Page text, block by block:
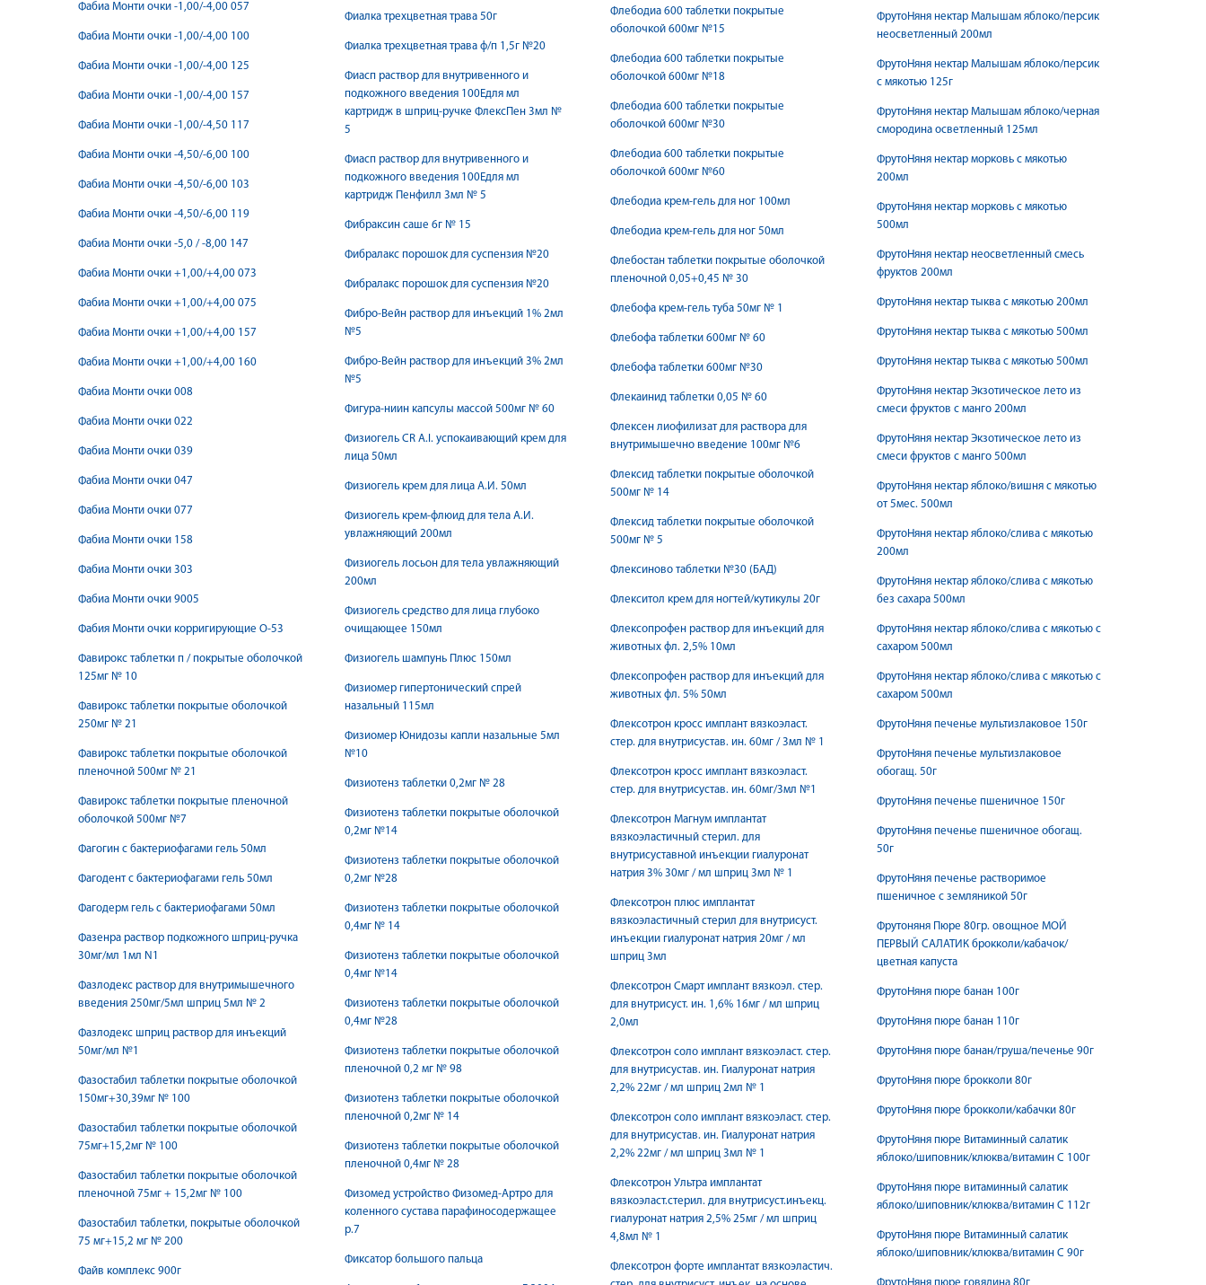
Фабиа Монти очки -1,00/-4,00 057
Фабиа Монти очки -1,00/-4,00 100
Фабиа Монти очки -1,00/-4,00 125
Фабиа Монти очки -1,00/-4,00 157
Фабиа Монти очки -1,00/-4,50 117
Фабиа Монти очки -4,50/-6,00 100
Фабиа Монти очки -4,50/-6,00 103
Фабиа Монти очки -4,50/-6,00 119
Фабиа Монти очки -5,0 / -8,00 147
Фабиа Монти очки +1,00/+4,00 073
Фабиа Монти очки +1,00/+4,00 075
Фабиа Монти очки +1,00/+4,00 157
Фабиа Монти очки +1,00/+4,00 160
Фабиа Монти очки 008
Фабиа Монти очки 022
Фабиа Монти очки 039
Фабиа Монти очки 047
Фабиа Монти очки 077
Фабиа Монти очки 158
Фабиа Монти очки 303
Фабиа Монти очки 9005
Фабия Монти очки корригирующие О-53
Фавирокс таблетки п / покрытые оболочкой
125мг № 10
Фавирокс таблетки покрытые оболочкой
250мг № 21
Фавирокс таблетки покрытые оболочкой
пленочной 500мг № 21
Фавирокс таблетки покрытые пленочной
оболочкой 500мг №7
Фагогин с бактериофагами гель 50мл
Фагодент с бактериофагами гель 50мл
Фагодерм гель с бактериофагами 50мл
Фазенра раствор подкожного шприц-ручка
30мг/мл 1мл N1
Фазлодекс раствор для внутримышечного
введения 250мг/5мл шприц 5мл № 2
Фазлодекс шприц раствор для инъекций
50мг/мл №1
Фазостабил таблетки покрытые оболочкой
150мг+30,39мг № 100
Фазостабил таблетки покрытые оболочкой
75мг+15,2мг № 100
Фазостабил таблетки покрытые оболочкой
пленочной 75мг + 15,2мг № 100
Фазостабил таблетки, покрытые оболочкой
75 мг+15,2 мг № 200
Файв комплекс 900г
Фиалка трехцветная трава 50г
Фиалка трехцветная трава ф/п 1,5г №20
Фиасп раствор для внутривенного и
подкожного введения 100Едля мл
картридж в шприц-ручке ФлексПен 3мл №
5
Фиасп раствор для внутривенного и
подкожного введения 100Едля мл
картридж Пенфилл 3мл № 5
Фибраксин саше 6г № 15
Фибралакс порошок для суспензия №20
Фибралакс порошок для суспензия №20
Фибро-Вейн раствор для инъекций 1% 2мл
№5
Фибро-Вейн раствор для инъекций 3% 2мл
№5
Фигура-ниин капсулы массой 500мг № 60
Физиогель CR A.I. успокаивающий крем для
лица 50мл
Физиогель крем для лица А.И. 50мл
Физиогель крем-флюид для тела А.И.
увлажняющий 200мл
Физиогель лосьон для тела увлажняющий
200мл
Физиогель средство для лица глубоко
очищающее 150мл
Физиогель шампунь Плюс 150мл
Физиомер гипертонический спрей
назальный 115мл
Физиомер Юнидозы капли назальные 5мл
№10
Физиотенз таблетки 0,2мг № 28
Физиотенз таблетки покрытые оболочкой
0,2мг №14
Физиотенз таблетки покрытые оболочкой
0,2мг №28
Физиотенз таблетки покрытые оболочкой
0,4мг № 14
Физиотенз таблетки покрытые оболочкой
0,4мг №14
Физиотенз таблетки покрытые оболочкой
0,4мг №28
Физиотенз таблетки покрытые оболочкой
пленочной 0,2 мг № 98
Физиотенз таблетки покрытые оболочкой
пленочной 0,2мг № 14
Физиотенз таблетки покрытые оболочкой
пленочной 0,4мг № 28
Физомед устройство Физoмед-Артро для
коленного сустава парафиносодержащее
р.7
Фиксатор большого пальца
Флебодиа 600 таблетки покрытые
оболочкой 600мг №15
Флебодиа 600 таблетки покрытые
оболочкой 600мг №18
Флебодиа 600 таблетки покрытые
оболочкой 600мг №30
Флебодиа 600 таблетки покрытые
оболочкой 600мг №60
Флебодиа крем-гель для ног 100мл
Флебодиа крем-гель для ног 50мл
Флебостан таблетки покрытые оболочкой
пленочной 0,05+0,45 № 30
Флебофа крем-гель туба 50мг № 1
Флебофа таблетки 600мг № 60
Флебофа таблетки 600мг №30
Флекаинид таблетки 0,05 № 60
Флексен лиофилизат для раствора для
внутримышечно введение 100мг №6
Флексид таблетки покрытые оболочкой
500мг № 14
Флексид таблетки покрытые оболочкой
500мг № 5
Флексиново таблетки №30 (БАД)
Флекситол крем для ногтей/кутикулы 20г
Флексопрофен раствор для инъекций для
животных фл. 2,5% 10мл
Флексопрофен раствор для инъекций для
животных фл. 5% 50мл
Флексотрон кросс имплант вязкоэласт.
стер. для внутрисустав. ин. 60мг / 3мл № 1
Флексотрон кросс имплант вязкоэласт.
стер. для внутрисустав. ин. 60мг/3мл №1
Флексотрон Магнум имплантат
вязкоэластичный стерил. для
внутрисуставной инъекции гиалуронат
натрия 3% 30мг / мл шприц 3мл № 1
Флексотрон плюс имплантат
вязкоэластичный стерил для внутрисуст.
инъекции гиалуронат натрия 20мг / мл
шприц 3мл
Флексотрон Смарт имплант вязкоэл. стер.
для внутрисуст. ин. 1,6% 16мг / мл шприц
2,0мл
Флексотрон соло имплант вязкоэласт. стер.
для внутрисустав. ин. Гиалуронат натрия
2,2% 22мг / мл шприц 2мл № 1
Флексотрон соло имплант вязкоэласт. стер.
для внутрисустав. ин. Гиалуронат натрия
2,2% 22мг / мл шприц 3мл № 1
Флексотрон Ультра имплантат
вязкоэласт.стерил. для внутрисуст.инъекц.
гиалуронат натрия 2,5% 25мг / мл шприц
4,8мл № 1
Флексотрон форте имплантат вязкоэластич.
ФрутоНяня нектар Малышам яблоко/персик
неосветленный 200мл
ФрутоНяня нектар Малышам яблоко/персик
с мякотью 125г
ФрутоНяня нектар Малышам яблоко/черная
смородина осветленный 125мл
ФрутоНяня нектар морковь с мякотью
200мл
ФрутоНяня нектар морковь с мякотью
500мл
ФрутоНяня нектар неосветленный смесь
фруктов 200мл
ФрутоНяня нектар тыква с мякотью 200мл
ФрутоНяня нектар тыква с мякотью 500мл
ФрутоНяня нектар тыква с мякотью 500мл
ФрутоНяня нектар Экзотическое лето из
смеси фруктов с манго 200мл
ФрутоНяня нектар Экзотическое лето из
смеси фруктов с манго 500мл
ФрутоНяня нектар яблоко/вишня с мякотью
от 5мес. 500мл
ФрутоНяня нектар яблоко/слива с мякотью
200мл
ФрутоНяня нектар яблоко/слива с мякотью
без сахара 500мл
ФрутоНяня нектар яблоко/слива с мякотью с
сахаром 500мл
ФрутоНяня нектар яблоко/слива с мякотью с
сахаром 500мл
ФрутоНяня печенье мультизлаковое 150г
ФрутоНяня печенье мультизлаковое
обогащ. 50г
ФрутоНяня печенье пшеничное 150г
ФрутоНяня печенье пшеничное обогащ.
50г
ФрутоНяня печенье растворимое
пшеничное с земляникой 50г
Фрутоняня Пюре 80гр. овощное МОЙ
ПЕРВЫЙ САЛАТИК брокколи/кабачок/
цветная капуста
ФрутоНяня пюре банан 100г
ФрутоНяня пюре банан 110г
ФрутоНяня пюре банан/груша/печенье 90г
ФрутоНяня пюре брокколи 80г
ФрутоНяня пюре брокколи/кабачки 80г
ФрутоНяня пюре Витаминный салатик
яблоко/шиповник/клюква/витамин С 100г
ФрутоНяня пюре витаминный салатик
яблоко/шиповник/клюква/витамин С 112г
ФрутоНяня пюре Витаминный салатик
яблоко/шиповник/клюква/витамин С 90г